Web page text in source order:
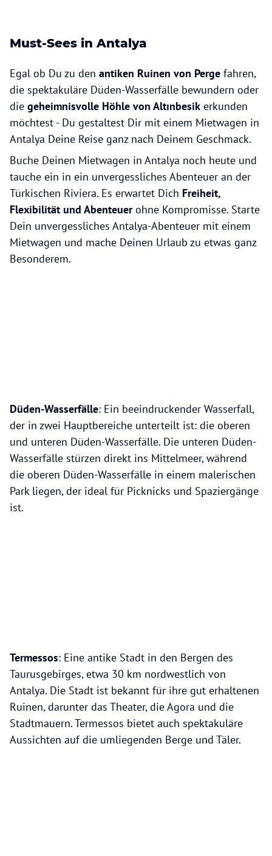
Must-Sees in Antalya
Egal ob Du zu den antiken Ruinen von Perge fahren,
die spektakuläre Düden-Wasserfälle bewundern oder
die geheimnisvolle Höhle von Altınbesik erkunden
möchtest - Du gestaltest Dir mit einem Mietwagen in
Antalya Deine Reise ganz nach Deinem Geschmack.
Buche Deinen Mietwagen in Antalya noch heute und
tauche ein in ein unvergessliches Abenteuer an der
Türkischen Riviera. Es erwartet Dich Freiheit,
Flexibilität und Abenteuerohne Kompromisse. Starte
Dein unvergessliches Antalya-Abenteuer mit einem
Mietwagen und mache Deinen Urlaub zu etwas ganz
Besonderem.
Düden-Wasserfälle: Ein beeindruckender Wasserfall,
der in zwei Hauptbereiche unterteilt ist: die oberen
und unteren Düden-Wasserfälle. Die unteren Düden-
Wasserfälle stürzen direkt ins Mittelmeer, während
die oberen Düden-Wasserfälle in einem malerischen
Park liegen, der ideal für Picknicks und Spaziergänge
ist.
Termessos: Eine antike Stadt in den Bergen des
Taurusgebirges, etwa 30 km nordwestlich von
Antalya. Die Stadt ist bekannt für ihre gut erhaltenen
Ruinen, darunter das Theater, die Agora und die
Stadtmauern. Termessos bietet auch spektakuläre
Aussichten auf die umliegenden Berge und Täler.